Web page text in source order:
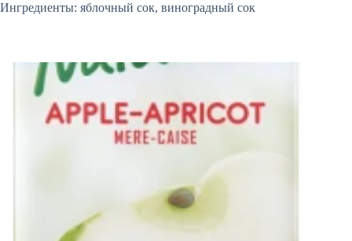
Ингредиенты: яблочный сок, виноградный сок